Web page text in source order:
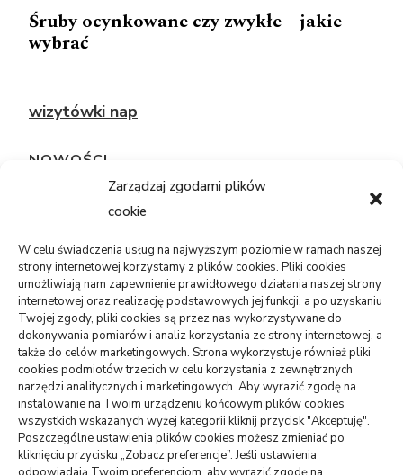
Zarządzaj zgodami plików
cookie
W celu świadczenia usług na najwyższym poziomie w ramach naszej
strony internetowej korzystamy z plików cookies. Pliki cookies
umożliwiają nam zapewnienie prawidłowego działania naszej strony
internetowej oraz realizację podstawowych jej funkcji, a po uzyskaniu
Twojej zgody, pliki cookies są przez nas wykorzystywane do
dokonywania pomiarów i analiz korzystania ze strony internetowej, a
także do celów marketingowych. Strona wykorzystuje również pliki
cookies podmiotów trzecich w celu korzystania z zewnętrznych
narzędzi analitycznych i marketingowych. Aby wyrazić zgodę na
instalowanie na Twoim urządzeniu końcowym plików cookies
wszystkich wskazanych wyżej kategorii kliknij przycisk "Akceptuję".
Poszczególne ustawienia plików cookies możesz zmieniać po
kliknięciu przycisku „Zobacz preferencje”. Jeśli ustawienia
Śruby ocynkowane czy zwykłe – jakie
wybrać
wizytówki nap
NOWOŚCI
system, płyta?
05/08/2026
USŁUGI
PR dla marki osobistej, gdy social
media nie wystarczają
06/07/2026
ZDROWIE
Pierwsze wolne terminy leczenia: jak